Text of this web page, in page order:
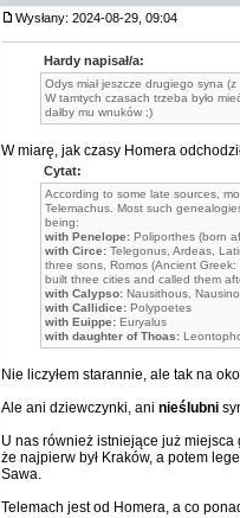
Wysłany: 2024-08-29, 09:04
Hardy napisał/a:
Odys miał jeszcze drugiego syna
W tamtych czasach trzeba było
dałby mu wnuków ;)
W miarę, jak czasy Homera
Cytat:
According to some late sources,
Telemachus. Most such
being:
with Penelope: Poliporthes (born
with Circe: Telegonus, Ardeas,
three sons, Romos (Ancient Greek:
built three cities and called them
with Calypso: Nausithous,
with Callidice: Polypoetes
with Euippe: Euryalus
with daughter of Thoas:
Nie liczyłem starannie, ale tak na
Ale ani dziewczynki, ani nieślubni
U nas również istniejące już
że najpierw był Kraków, a potem
Sawa.
Telemach jest od Homera, a co